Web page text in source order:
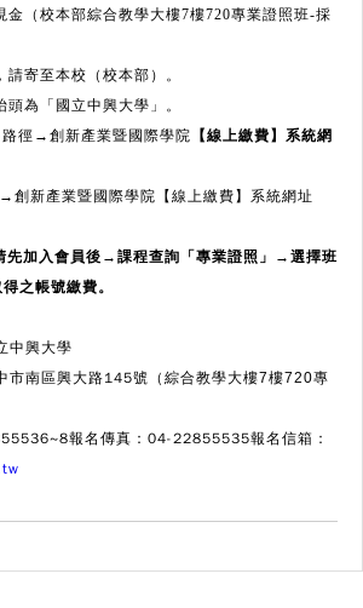
金（校本部綜合教學大樓7樓720專業證照班-採
寄至本校（校本部）。
為「國立中興大學」。
徑 →創新產業暨國際學院 【線上繳費】系統網
創新產業暨國際學院
【線上繳費】系統網址
先加入會員後 → 課程查詢「專業證照」 → 選擇班
之帳號繳費。
中興大學
南區興大路145號（ 綜合教學大樓7樓720專
報名傳真：04-22855535報名信箱：